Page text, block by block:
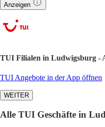
Anzeigen
TUI Filialen in Ludwigsburg -
TUI Angebote in der App öffnen
WEITER
Alle TUI Geschäfte in